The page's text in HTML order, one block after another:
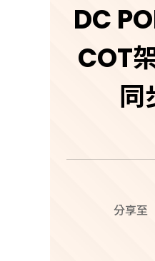
DC
COT
同
分享至